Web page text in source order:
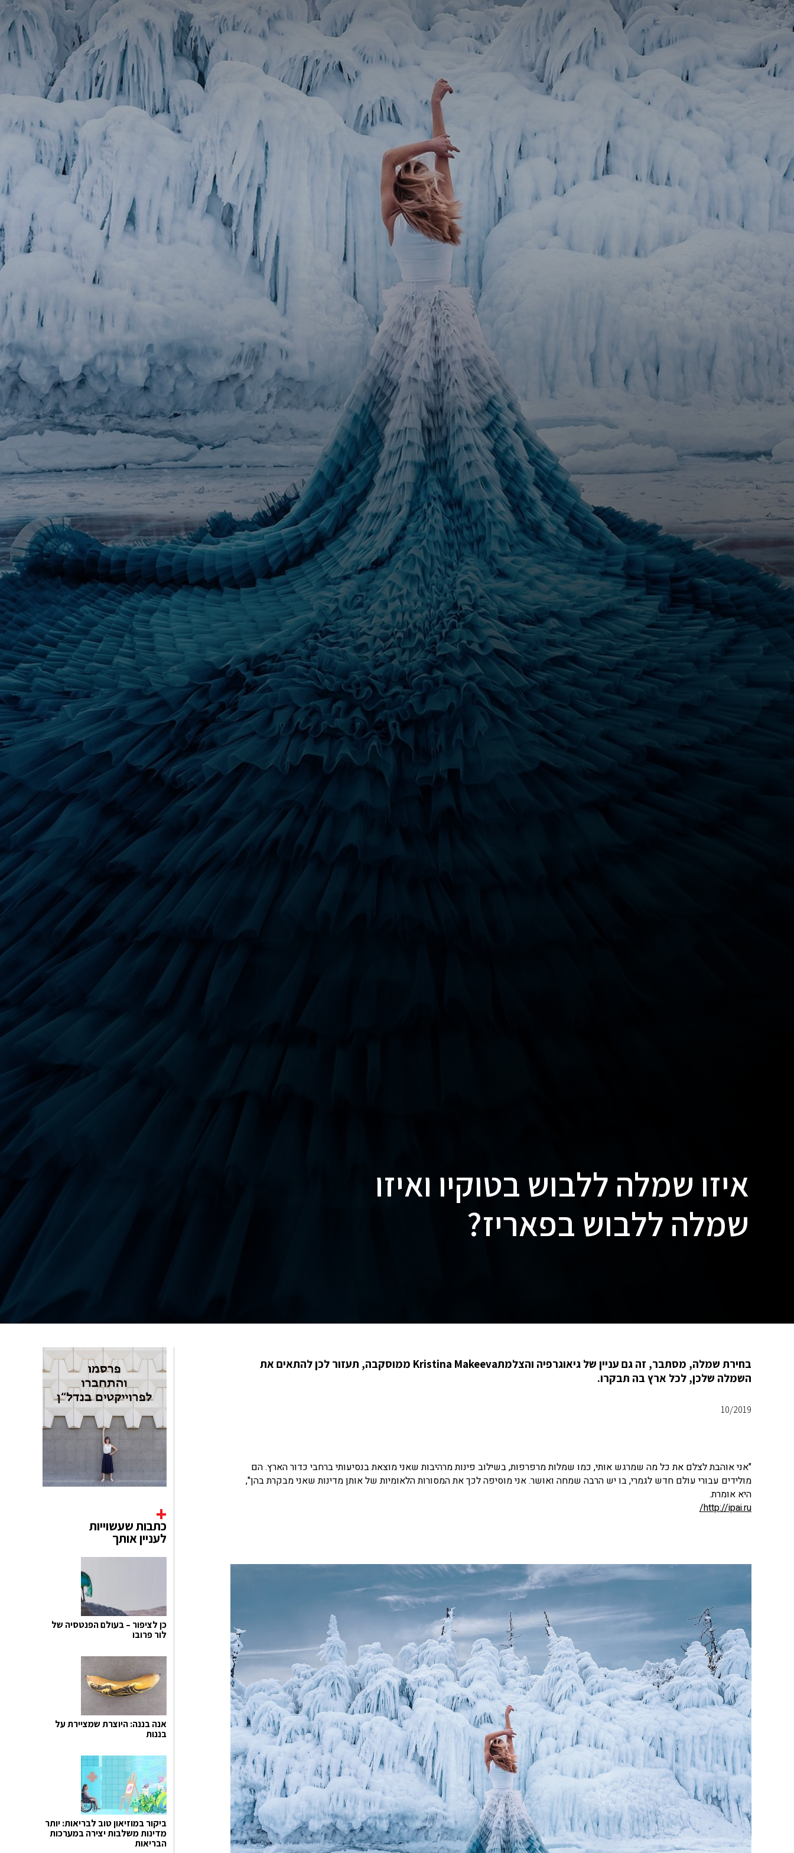
איזו שמלה ללבוש בטוקיו ואיזו
שמלה ללבוש בפאריז?
בחירת שמלה, מסתבר, זה גם עניין של גיאוגרפיה והצלמתKristina Makeeva ממוסקבה, תעזור לכן להתאים את
השמלה שלכן, לכל ארץ בה תבקרו.
10/2019
"אני אוהבת לצלם את כל מה שמרגש אותי, כמו שמלות מרפרפות, בשילוב פינות מרהיבות שאני מוצאת בנסיעותי ברחבי כדור הארץ. הם
מולידים עבורי עולם חדש לגמרי, בו יש הרבה שמחה ואושר. אני מוסיפה לכך את המסורות הלאומיות של אותן מדינות שאני מבקרת בהן",
היא אומרת.
http://ipai.ru/
כתבות שעשוייות
לעניין אותך
כן לציפור – בעולם הפנטסיה של
לור פרובו
אנה בננה: היוצרת שמציירת על
בננות
ביקור במוזיאון טוב לבריאות: יותר
מדינות משלבות יצירה במערכות
הבריאות